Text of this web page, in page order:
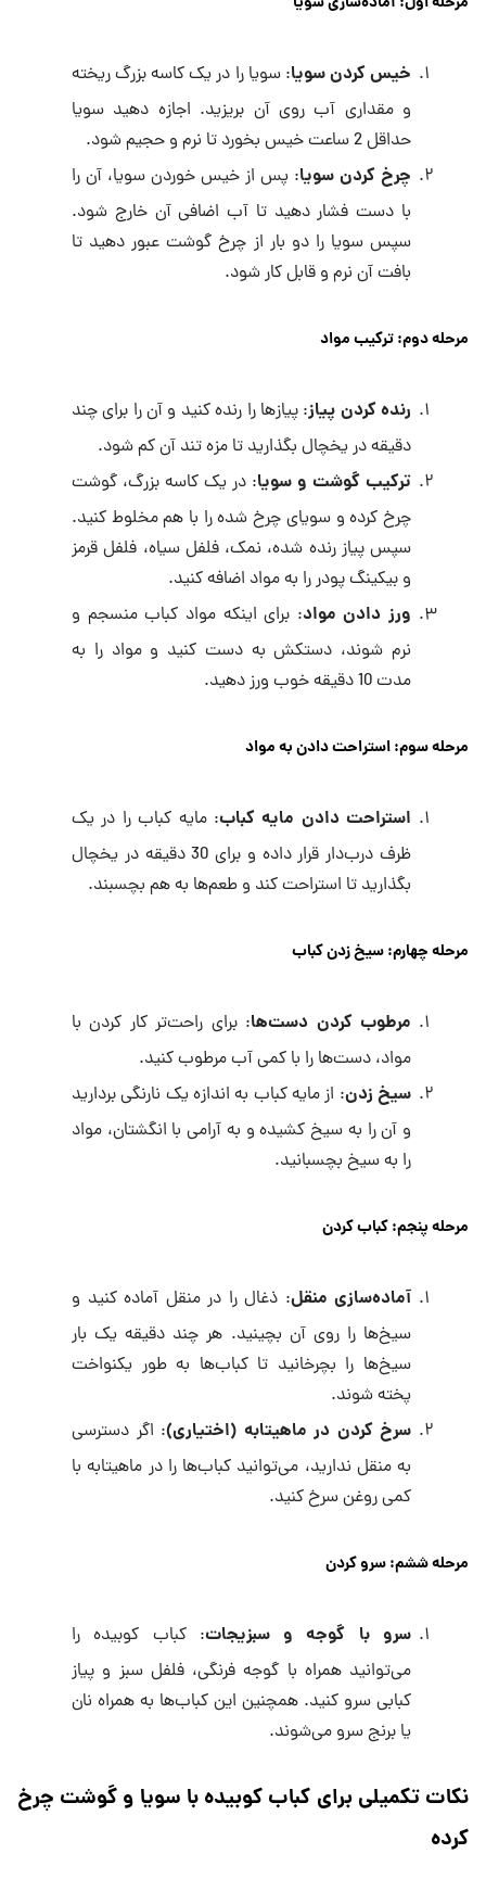
خیس کردن سویا: سویا را در یک کاسه بزرگ ریخته
و مقداری آب روی آن بریزید. اجازه دهید سویا
حداقل 2 ساعت خیس بخورد تا نرم و حجیم شود.
چرخ کردن سویا: پس از خیس خوردن سویا، آن را
با دست فشار دهید تا آب اضافی آن خارج شود.
سپس سویا را دو بار از چرخ گوشت عبور دهید تا
بافت آن نرم و قابل کار شود.
مرحله دوم: ترکیب مواد
رنده کردن پیاز: پیازها را رنده کنید و آن را برای چند
دقیقه در یخچال بگذارید تا مزه تند آن کم شود.
ترکیب گوشت و سویا: در یک کاسه بزرگ، گوشت
چرخ کرده و سویای چرخ شده را با هم مخلوط کنید.
سپس پیاز رنده شده، نمک، فلفل سیاه، فلفل قرمز
و بیکینگ پودر را به مواد اضافه کنید.
ورز دادن مواد: برای اینکه مواد کباب منسجم و
نرم شوند، دستکش به دست کنید و مواد را به
مدت 10 دقیقه خوب ورز دهید.
مرحله سوم: استراحت دادن به مواد
استراحت دادن مایه کباب: مایه کباب را در یک
ظرف درب‌دار قرار داده و برای 30 دقیقه در یخچال
بگذارید تا استراحت کند و طعم‌ها به هم بچسبند.
مرحله چهارم: سیخ زدن کباب
مرطوب کردن دست‌ها: برای راحت‌تر کار کردن با
مواد، دست‌ها را با کمی آب مرطوب کنید.
سیخ زدن: از مایه کباب به اندازه یک نارنگی بردارید
و آن را به سیخ کشیده و به آرامی با انگشتان، مواد
را به سیخ بچسبانید.
مرحله پنجم: کباب کردن
آماده‌سازی منقل: ذغال را در منقل آماده کنید و
سیخ‌ها را روی آن بچینید. هر چند دقیقه یک بار
سیخ‌ها را بچرخانید تا کباب‌ها به طور یکنواخت
پخته شوند.
سرخ کردن در ماهیتابه (اختیاری): اگر دسترسی
به منقل ندارید، می‌توانید کباب‌ها را در ماهیتابه با
کمی روغن سرخ کنید.
مرحله ششم: سرو کردن
سرو با گوجه و سبزیجات: کباب کوبیده را
می‌توانید همراه با گوجه فرنگی، فلفل سبز و پیاز
کبابی سرو کنید. همچنین این کباب‌ها به همراه نان
یا برنج سرو می‌شوند.
نکات تکمیلی برای کباب کوبیده با سویا و گوشت چرخ
کرده